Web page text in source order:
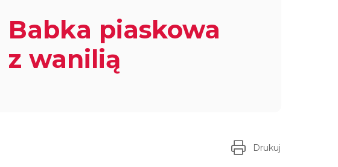
Babka piaskowa
z wanilią
Drukuj